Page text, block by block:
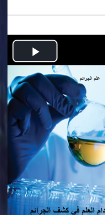
Play
Video